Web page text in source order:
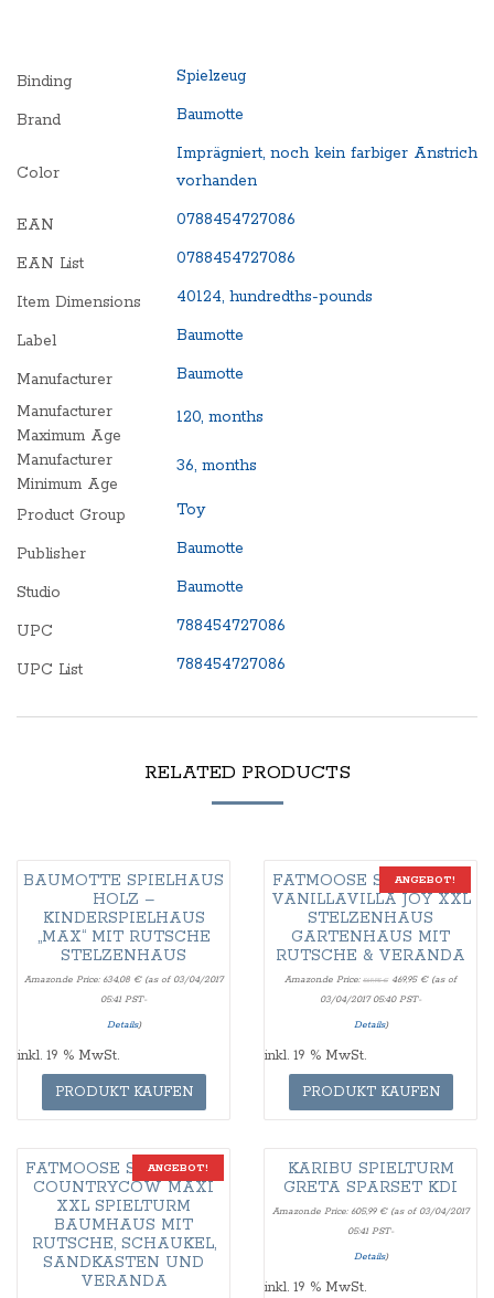
Binding Spielzeug
Brand Baumotte
Color
Imprägniert, noch kein farbiger Anstrich
vorhanden
EAN 0788454727086
EAN List 0788454727086
Item Dimensions 40124, hundredths-pounds
Label Baumotte
Manufacturer
Baumotte
Manufacturer
Maximum Age
120, months
Manufacturer
Minimum Age
36, months
Product Group Toy
Publisher Baumotte
Studio Baumotte
UPC 788454727086
UPC List 788454727086
RELATED PRODUCTS
BAUMOTTE SPIELHAUS
HOLZ –
KINDERSPIELHAUS
„MAX“ MIT RUTSCHE
STELZENHAUS
Amazon.de Price: 634,08 €(as of 03/04/2017
05:41 PST-
Details)
inkl. 19 % MwSt.
PRODUKT KAUFEN
ANGEBOT!
FATMOOSE SPIELHAUS
VANILLAVILLA JOY XXL
STELZENHAUS
GARTENHAUS MIT
RUTSCHE & VERANDA
Amazon.de Price: 569,95€ 469,95 €(as of
03/04/2017 05:40 PST-
Details)
inkl. 19 % MwSt.
PRODUKT KAUFEN
ANGEBOT!
FATMOOSE SPIELHAUS
COUNTRYCOW MAXI
XXL SPIELTURM
BAUMHAUS MIT
RUTSCHE, SCHAUKEL,
SANDKASTEN UND
VERANDA
KARIBU SPIELTURM
GRETA SPARSET KDI
Amazon.de Price: 605,99 €(as of 03/04/2017
05:41 PST-
Details)
inkl. 19 % MwSt.